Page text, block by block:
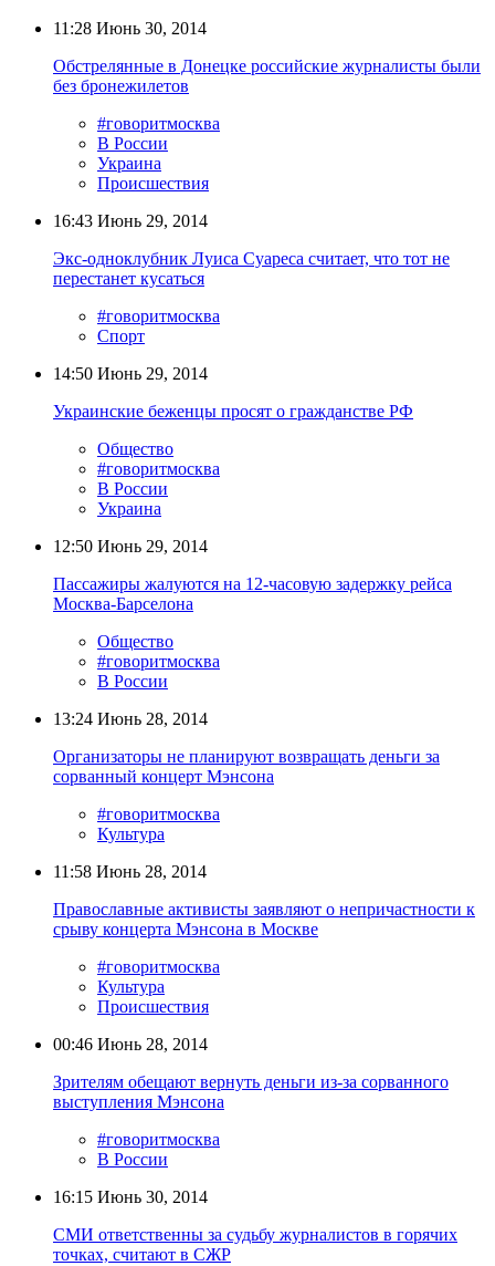
11:28 Июнь 30, 2014
Обстрелянные в Донецке российские журналисты были
без бронежилетов
#говоритмосква
В России
Украина
Происшествия
16:43 Июнь 29, 2014
Экс-одноклубник Луиса Суареса считает, что тот не
перестанет кусаться
#говоритмосква
Спорт
14:50 Июнь 29, 2014
Украинские беженцы просят о гражданстве РФ
Общество
#говоритмосква
В России
Украина
12:50 Июнь 29, 2014
Пассажиры жалуются на 12-часовую задержку рейса
Москва-Барселона
Общество
#говоритмосква
В России
13:24 Июнь 28, 2014
Организаторы не планируют возвращать деньги за
сорванный концерт Мэнсона
#говоритмосква
Культура
11:58 Июнь 28, 2014
Православные активисты заявляют о непричастности к
срыву концерта Мэнсона в Москве
#говоритмосква
Культура
Происшествия
00:46 Июнь 28, 2014
Зрителям обещают вернуть деньги из-за сорванного
выступления Мэнсона
#говоритмосква
В России
16:15 Июнь 30, 2014
СМИ ответственны за судьбу журналистов в горячих
точках, считают в СЖР